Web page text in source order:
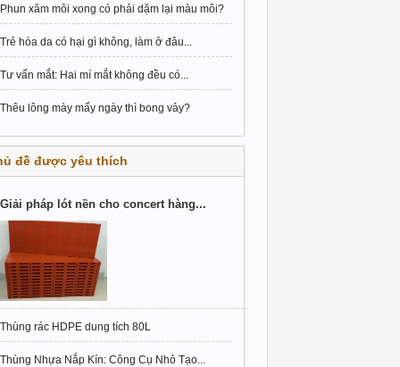
Phun xăm môi xong có phải dặm lại màu môi?
Trẻ hóa da có hại gì không, làm ở đâu...
Tư vấn mắt: Hai mí mắt không đều có...
Thêu lông mày mấy ngày thì bong vảy?
đề được yêu thích
Giải pháp lót nền cho concert hàng...
Thùng rác HDPE dung tích 80L
Thùng Nhựa Nắp Kín: Công Cụ Nhỏ Tạo...